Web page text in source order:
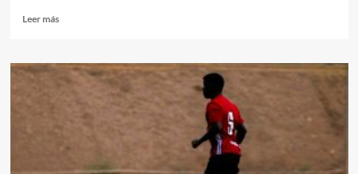
Leer másLeer
“Piensa
acertarás”